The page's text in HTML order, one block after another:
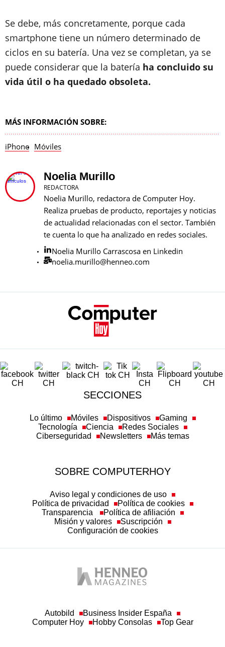
Se debe, más concretamente, porque cada
smartphone tiene un número determinado de
ciclos en su batería. Una vez se completan, ya se
puede considerar que la batería ha concluido su
vida útil o ha quedado obsoleta.
MÁS INFORMACIÓN SOBRE:
iPhone Móviles
Noelia Murillo
REDACTORA
Noelia Murillo, redactora de Computer Hoy.
Realiza pruebas de producto, reportajes y noticias
de actualidad relacionadas con el sector. También
te cuenta lo que ha analizado en redes sociales.
Noelia Murillo Carrascosa en Linkedin
noelia.murillo@henneo.com
SECCIONES
Lo último Móviles Dispositivos
Gaming
Tecnología
Ciencia
Redes Sociales
Ciberseguridad
Newsletters Más temas
SOBRE COMPUTERHOY
Aviso legal y condiciones de uso
Política de privacidad
Política de cookies
Transparencia
Política de afiliación
Misión y valores
Suscripción
Configuración de cookies
Autobild
Business Insider España
Computer Hoy
Hobby Consolas Top Gear